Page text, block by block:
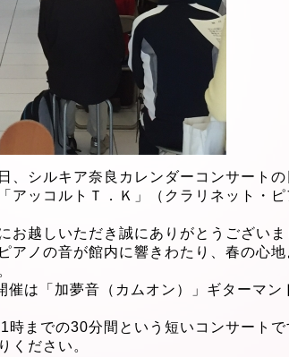
、シルキア奈良カレンダーコンサートの
「アッコルトＴ．Ｋ」（クラリネット・ピ
お越しいただき 誠にありがとうございま
アノの音が館内に響きわたり、春の心
催は「加夢音（カムオン）」ギターマン
1時までの30分間という短いコンサートで
ください。